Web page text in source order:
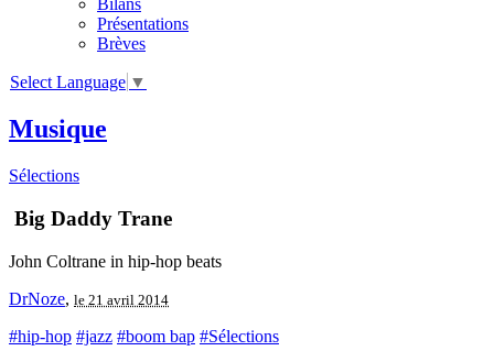
Bilans
Présentations
Brèves
Select Language ▼
Musique
Sélections
Big Daddy Trane
John Coltrane in hip-hop beats
DrNoze, le 21 avril 2014
#hip-hop #jazz #boom bap #Sélections